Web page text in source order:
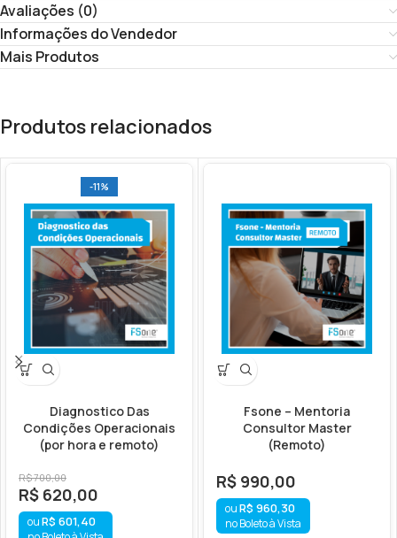
Avaliações (0)
Informações do Vendedor
Mais Produtos
Produtos relacionados
-11%
Diagnostico Das
Condições Operacionais
(por hora e remoto)
R$700,00
R$ 620,00
R$ 601,40
Fsone – Mentoria
Consultor Master
(Remoto)
R$ 990,00
R$ 960,30
no Boleto à Vista